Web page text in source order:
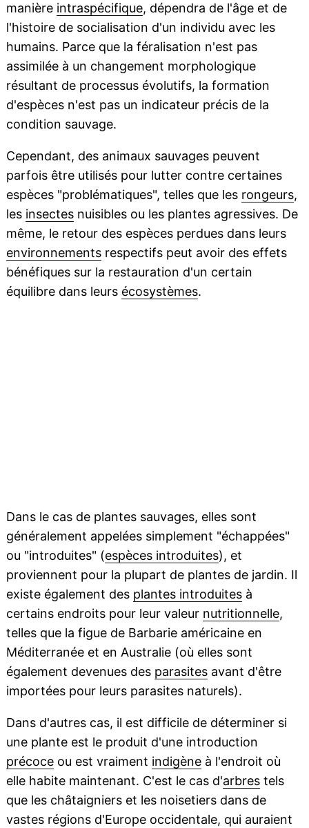
manière intraspécifique, dépendra de l'âge et de
l'histoire de socialisation d'un individu avec les
humains. Parce que la féralisation n'est pas
assimilée à un changement morphologique
résultant de processus évolutifs, la formation
d'espèces n'est pas un indicateur précis de la
condition sauvage.
Cependant, des animaux sauvages peuvent
parfois être utilisés pour lutter contre certaines
espèces "problématiques", telles que les rongeurs,
les insectesnuisibles ou les plantes agressives. De
même, le retour des espèces perdues dans leurs
environnementsrespectifs peut avoir des effets
bénéfiques sur la restauration d'un certain
équilibre dans leurs écosystèmes.
Dans le cas de plantes sauvages, elles sont
généralement appelées simplement "échappées"
ou "introduites" (espèces introduites), et
proviennent pour la plupart de plantes de jardin. Il
existe également des plantes introduitesà
certains endroits pour leur valeur nutritionnelle,
telles que la figue de Barbarie américaine en
Méditerranée et en Australie (où elles sont
également devenues des parasitesavant d'être
importées pour leurs parasites naturels).
Dans d'autres cas, il est difficile de déterminer si
une plante est le produit d'une introduction
précoceou est vraiment indigèneà l'endroit où
elle habite maintenant. C'est le cas d'arbrestels
que les châtaigniers et les noisetiers dans de
vastes régions d'Europe occidentale, qui auraient